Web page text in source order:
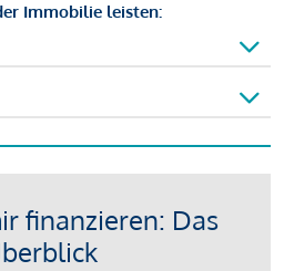
Immobilie leisten:
finanzieren: Das